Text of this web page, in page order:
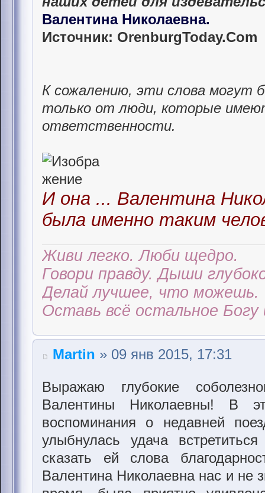
Валентина Николаевна.
Источник: OrenburgToday.Com
К сожалению, эти слова могут
только от люди, которые
ответственности.
И она ... Валентина
была именно таким
Живи легко. Люби щедро.
Говори правду. Дыши
Делай лучшее, что можешь.
Оставь всё остальное Богу
Martin » 09 янв 2015, 17:31
Выражаю глубокие
Валентины Николаевны! В
воспоминания о недавней
улыбнулась удача
сказать ей слова
Валентина Николаевна нас и не